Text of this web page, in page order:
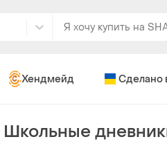
Хендмейд Сделано
Школьные